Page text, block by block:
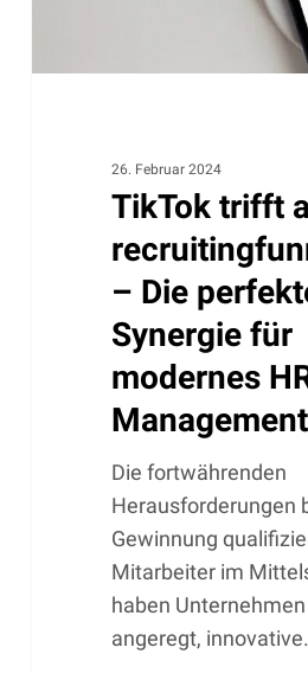
modernes
26. Februar 2024
TikTok trifft
– Die
Synergie für
modernes
Management
Die fortwährenden
Herausforderungen
Gewinnung
Mitarbeiter im
haben
angeregt,